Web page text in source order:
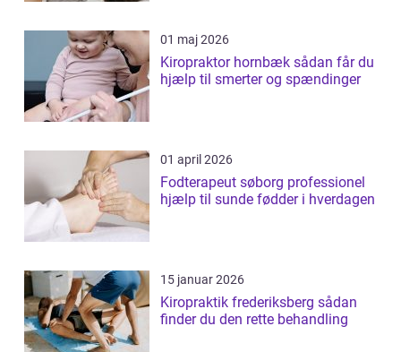
01 maj 2026
Kiropraktor hornbæk sådan får du
hjælp til smerter og spændinger
01 april 2026
Fodterapeut søborg professionel
hjælp til sunde fødder i hverdagen
15 januar 2026
Kiropraktik frederiksberg sådan
finder du den rette behandling